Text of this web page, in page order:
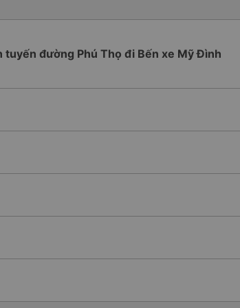
tuyến đường Phú Thọ đi Bến xe Mỹ Đình